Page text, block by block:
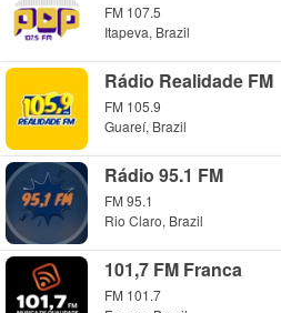
FM 107.5
Itapeva, Brazil
Rádio Realidade FM
FM 105.9
Guareí, Brazil
Rádio 95.1 FM
FM 95.1
Rio Claro, Brazil
101,7 FM Franca
FM 101.7